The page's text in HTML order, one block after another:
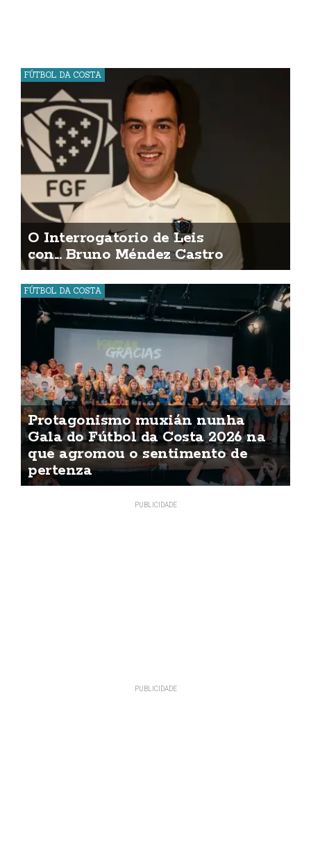
FÚTBOL DA COSTA
O Interrogatorio de Leis
con... Bruno Méndez Castro
FÚTBOL DA COSTA
Protagonismo muxián nunha
Gala do Fútbol da Costa 2026 na
que agromou o sentimento de
pertenza